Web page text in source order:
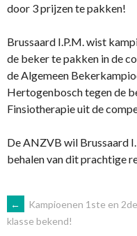
door 3 prijzen te pakken!
Brussaard I.P.M. wist
de beker te pakken in de
de Algemeen
Hertogenbosch tegen de
Finsiotherapie uit de
De ANZVB wil Brussaard
behalen van dit prachtige
←
Kampioenen 1ste en 2de
klasse bekend!